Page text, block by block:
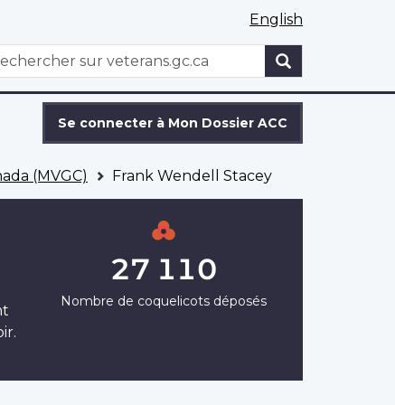
English
Se connecter à Mon Dossier ACC
(MVGC) Frank Wendell Stacey
27 110
Nombre de coquelicots déposés